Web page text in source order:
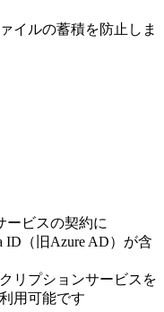
イルの蓄積を防止しま
ービスの契約に
ID（旧Azure AD）が含
リプションサービスを
用可能です